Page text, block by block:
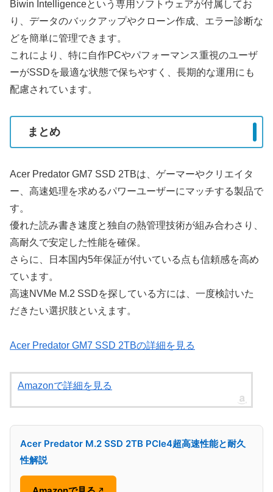
Biwin Intelligenceという専用ソフトウェアが付属してお
り、データのバックアップやクローン作成、エラー診断な
どを簡単に管理できます。
これにより、特に自作PCやパフォーマンス重視のユーザ
ーがSSDを最適な状態で保ちやすく、長期的な運用にも
配慮されています。
まとめ
Acer Predator GM7 SSD 2TBは、ゲーマーやクリエイタ
ー、高速処理を求めるパワーユーザーにマッチする製品で
す。
優れた読み書き速度と独自の熱管理技術が組み合わさり、
高耐久で安定した性能を確保。
さらに、日本国内5年保証が付いている点も信頼感を高め
ています。
高速NVMe M.2 SSDを探している方には、一度検討いた
だきたい選択肢といえます。
Acer Predator GM7 SSD 2TBの詳細を見る
Amazonで詳細を見る
Acer Predator M.2 SSD 2TB PCIe4超高速性能と耐久
性解説